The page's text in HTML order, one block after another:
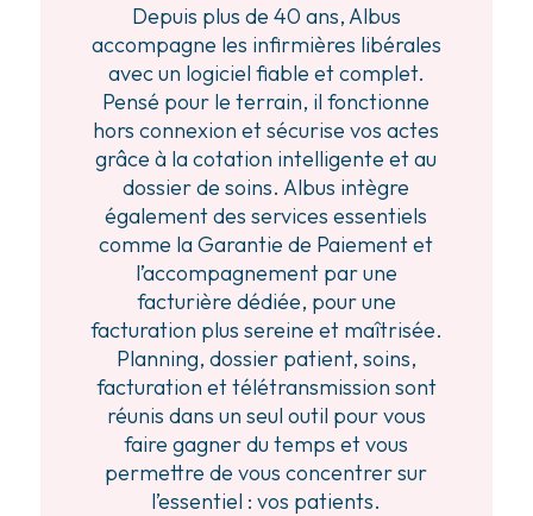
Depuis plus de 40 ans, Albus
accompagne les infirmières libérales
avec un logiciel fiable et complet.
Pensé pour le terrain, il fonctionne
hors connexion et sécurise vos actes
grâce à la cotation intelligente et au
dossier de soins. Albus intègre
également des services essentiels
comme la Garantie de Paiement et
l’accompagnement par une
facturière dédiée, pour une
facturation plus sereine et maîtrisée.
Planning, dossier patient, soins,
facturation et télétransmission sont
réunis dans un seul outil pour vous
faire gagner du temps et vous
permettre de vous concentrer sur
l’essentiel : vos patients.